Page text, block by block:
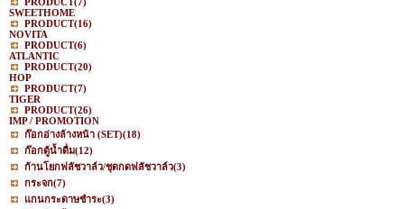
SWEETHOME
PRODUCT(16)
NOVITA
PRODUCT(6)
ATLANTIC
PRODUCT(20)
HOP
PRODUCT(7)
TIGER
PRODUCT(26)
IMP / PROMOTION
ก๊อกอ่างล้างหน้า (SET)(18)
ก๊อกตู้น้ำดื่ม(12)
ก้านโยกฟลัชวาล์ว/ชุดกดฟลัชวาล์ว(3)
กระจก(7)
แกนกระดาษชำระ(3)